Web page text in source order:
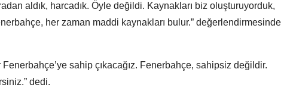
aldık, harcadık. Öyle değildi. Kaynakları biz oluşturuyorduk,
her zaman maddi kaynakları bulur.” değerlendirmesinde
Fenerbahçe’ye sahip çıkacağız. Fenerbahçe, sahipsiz değildir.
dedi.